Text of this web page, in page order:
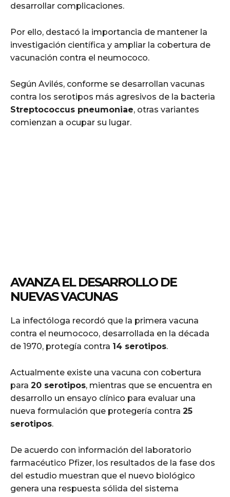
desarrollar complicaciones.
Por ello, destacó la importancia de mantener la
investigación científica y ampliar la cobertura de
vacunación contra el neumococo.
Según Avilés, conforme se desarrollan vacunas
contra los serotipos más agresivos de la bacteria
Streptococcus pneumoniae, otras variantes
comienzan a ocupar su lugar.
AVANZA EL DESARROLLO DE
NUEVAS VACUNAS
La infectóloga recordó que la primera vacuna
contra el neumococo, desarrollada en la década
de 1970, protegía contra 14 serotipos.
Actualmente existe una vacuna con cobertura
para 20 serotipos, mientras que se encuentra en
desarrollo un ensayo clínico para evaluar una
nueva formulación que protegería contra 25
serotipos.
De acuerdo con información del laboratorio
farmacéutico Pfizer, los resultados de la fase dos
del estudio muestran que el nuevo biológico
genera una respuesta sólida del sistema